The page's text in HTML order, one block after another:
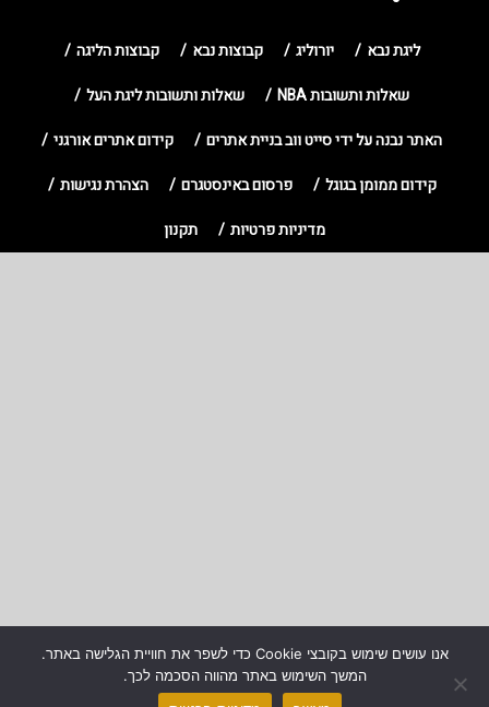
ליגת נבא יורוליג קבוצות נבא
קבוצות הליגה
שאלות ותשובות NBA
שאלות ותשובות ליגת העל
האתר נבנה על ידי סייט ווב בניית אתרים
קידום אתרים אורגני
קידום ממומן בגוגל
פרסום באינסטגרם
הצהרת נגישות
מדיניות פרטיות
תקנון
אנו עושים שימוש בקובצי Cookie כדי לשפר את חוויית הגלישה באתר.
המשך השימוש באתר מהווה הסכמה לכך.